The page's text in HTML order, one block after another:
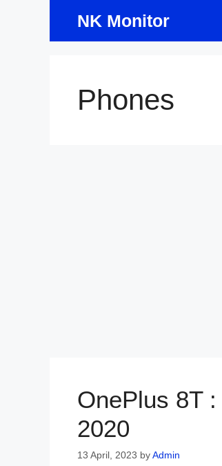
NK Monitor
Phones
OnePlus 8T :
2020
13 April, 2023 byAdmin